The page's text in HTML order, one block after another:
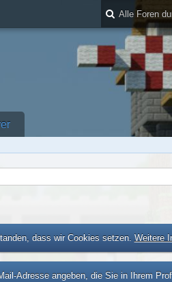
dass wir Cookies setzen. Weitere
Adresse angeben, die Sie in Ihrem